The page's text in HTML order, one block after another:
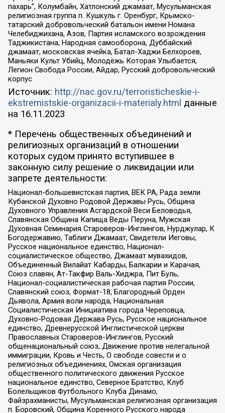
пахарь”, Колумбайн, Хатлонский джамаат, Мусульманская
религиозная группа п. Кушкуль г. Оренбург, Крымско-
татарский добровольческий батальон имени Номана
Челебиджихана, Азов, Партия исламского возрождения
Таджикистана, Народная самооборона, Дуббайский
джамаат, московская ячейка, Батал-Хаджи Белхороев,
Маньяки Культ Убийц, Молодёжь Которая Улыбается,
Легион Свобода России, Айдар, Русский добровольческий
корпус
Источник: http://nac.gov.ru/terroristicheskie-i-
ekstremistskie-organizacii-i-materialy.html данные
на 16.11.2023
* Перечень общественных объединений и
религиозных организаций в отношении
которых судом принято вступившее в
законную силу решение о ликвидации или
запрете деятельности:
Национал-большевистская партия, ВЕК РА, Рада земли
Кубанской Духовно Родовой Державы Русь, Община
Духовного Управления Асгардской Веси Беловодья,
Славянская Община Капища Веды Перуна, Мужская
Духовная Семинария Староверов-Инглингов, Нурджулар, К
Богодержавию, Таблиги Джамаат, Свидетели Иеговы,
Русское национальное единство, Национал-
социалистическое общество, Джамаат мувахидов,
Объединенный Вилайат Кабарды, Балкарии и Карачая,
Союз славян, Ат-Такфир Валь-Хиджра, Пит Буль,
Национал-социалистическая рабочая партия России,
Славянский союз, Формат-18, Благородный Орден
Дьявола, Армия воли народа, Национальная
Социалистическая Инициатива города Череповца,
Духовно-Родовая Держава Русь, Русское национальное
единство, Древнерусской Инглистической церкви
Православных Староверов-Инглингов, Русский
общенациональный союз, Движение против нелегальной
иммиграции, Кровь и Честь, О свободе совести и о
религиозных объединениях, Омская организация
общественного политического движения Русское
национальное единство, Северное Братство, Клуб
Болельщиков Футбольного Клуба Динамо,
Файзрахманисты, Мусульманская религиозная организация
п. Боровский, Община Коренного Русского народа